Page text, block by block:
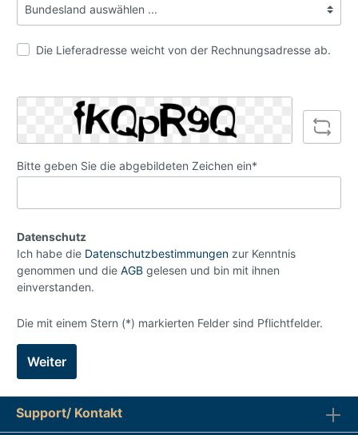
Die Lieferadresse weicht von der Rechnungsadresse ab.
Bitte geben Sie die abgebildeten Zeichen ein*
Datenschutz
Ich habe die Datenschutzbestimmungen zur Kenntnis
genommen und die AGB gelesen und bin mit ihnen
einverstanden.
Die mit einem Stern (*) markierten Felder sind Pflichtfelder.
Weiter
Support/ Kontakt